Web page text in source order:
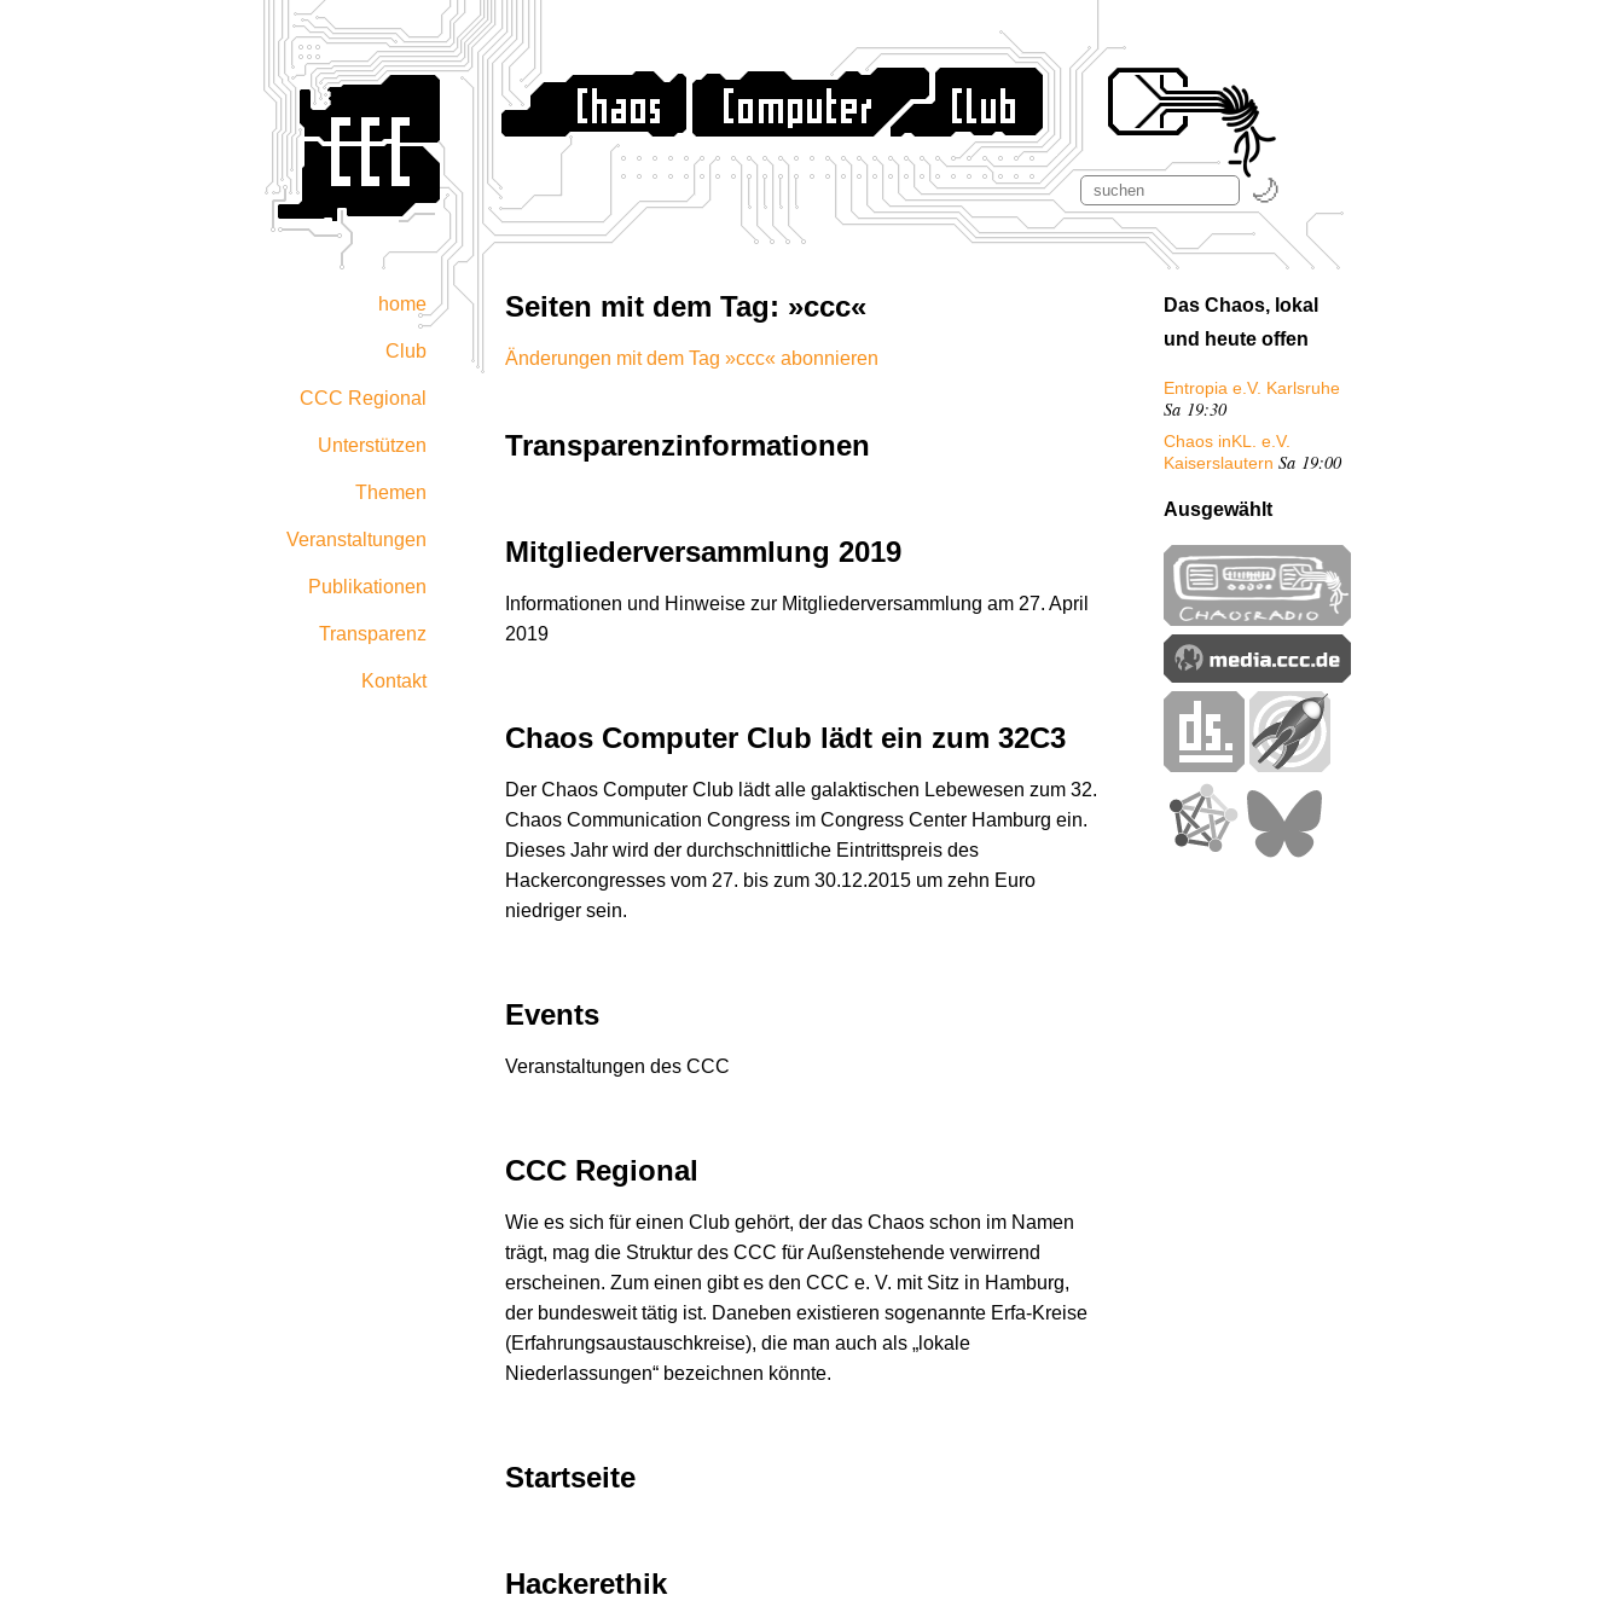
home
Club
CCC Regional
Unterstützen
Themen
Veranstaltungen
Publikationen
Transparenz
Kontakt
Seiten mit dem Tag: »ccc«
Änderungen mit dem Tag »ccc« abonnieren
Transparenzinformationen
Mitgliederversammlung 2019
Informationen und Hinweise zur Mitgliederversammlung am 27. April
2019
Chaos Computer Club lädt ein zum 32C3
Der Chaos Computer Club lädt alle galaktischen Lebewesen zum 32.
Chaos Communication Congress im Congress Center Hamburg ein.
Dieses Jahr wird der durchschnittliche Eintrittspreis des
Hackercongresses vom 27. bis zum 30.12.2015 um zehn Euro
niedriger sein.
Events
Veranstaltungen des CCC
CCC Regional
Wie es sich für einen Club gehört, der das Chaos schon im Namen
trägt, mag die Struktur des CCC für Außenstehende verwirrend
erscheinen. Zum einen gibt es den CCC e. V. mit Sitz in Hamburg,
der bundesweit tätig ist. Daneben existieren sogenannte Erfa-Kreise
(Erfahrungsaustauschkreise), die man auch als „lokale
Niederlassungen“ bezeichnen könnte.
Startseite
Hackerethik
Das Chaos, lokal
und heute offen
Entropia e.V. Karlsruhe
Sa 19:30
Chaos inKL. e.V.
Kaiserslautern Sa 19:00
Ausgewählt